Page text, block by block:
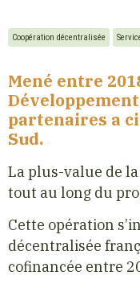
Coopération décentralisée
Mené entre
partenaires a
Sud.
La plus-value de
tout au long du
Cette opération
décentralisée
cofinancée entre